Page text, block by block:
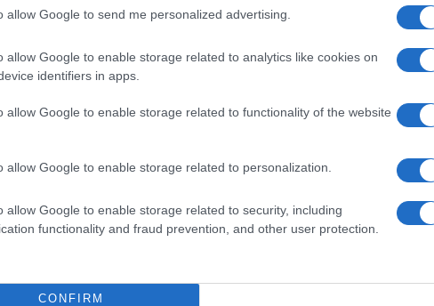
allow Google to send me personalized advertising.
allow Google to enable storage related to analytics like cookies on
identifiers in apps.
allow Google to enable storage related to functionality of the website
allow Google to enable storage related to personalization.
allow Google to enable storage related to security, including
functionality and fraud prevention, and other user protection.
CONFIRM
un contesto unico e affascinante.
al 1859, quando fu costruita dal marchese
sposa di Giuseppe Garibaldi. Questa
al marchese Flori, conserva ancora elementi
storie di un passato glorioso. Nel 1958,
Gruppo LarioHotels, che ha trasformato la
sul lago.